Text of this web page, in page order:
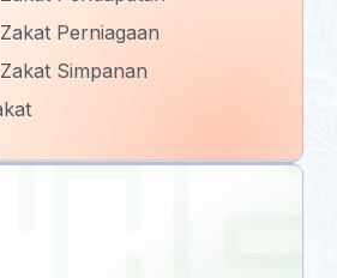
Perniagaan
Simpanan